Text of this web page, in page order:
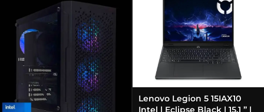
Lenovo Legion 5 15IAX10
Intel | Eclipse Black | 15.1 ” |